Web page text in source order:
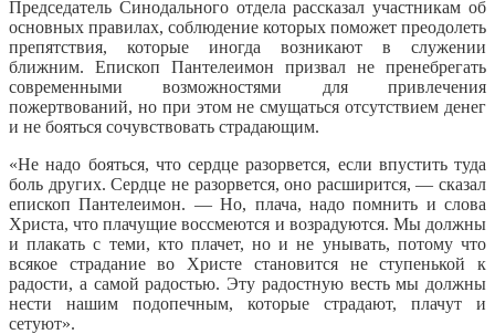
Председатель Синодального отдела рассказал участникам об
основных правилах, соблюдение которых поможет преодолеть
препятствия, которые иногда возникают в служении
ближним. Епископ Пантелеимон призвал не пренебрегать
современными возможностями для привлечения
пожертвований, но при этом не смущаться отсутствием денег
и не бояться сочувствовать страдающим.
«Не надо бояться, что сердце разорвется, если впустить туда
боль других. Сердце не разорвется, оно расширится, — сказал
епископ Пантелеимон. — Но, плача, надо помнить и слова
Христа, что плачущие воссмеются и возрадуются. Мы должны
и плакать с теми, кто плачет, но и не унывать, потому что
всякое страдание во Христе становится не ступенькой к
радости, а самой радостью. Эту радостную весть мы должны
нести нашим подопечным, которые страдают, плачут и
сетуют».